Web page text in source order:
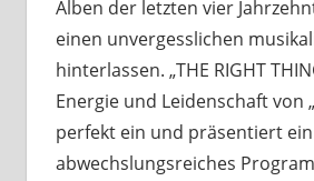
Alben der letzten vier
einen unvergesslichen
hinterlassen. „THE RIGHT
Energie und Leidenschaft von
perfekt ein und präsentiert ein
abwechslungsreiches